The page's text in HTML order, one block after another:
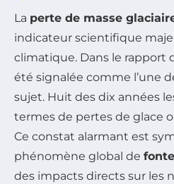
La perte de masse
indicateur scientifique
climatique. Dans le rapport
été signalée comme l’une
sujet. Huit des dix années
termes de pertes de glace
Ce constat alarmant est
phénomène global de
des impacts directs sur les